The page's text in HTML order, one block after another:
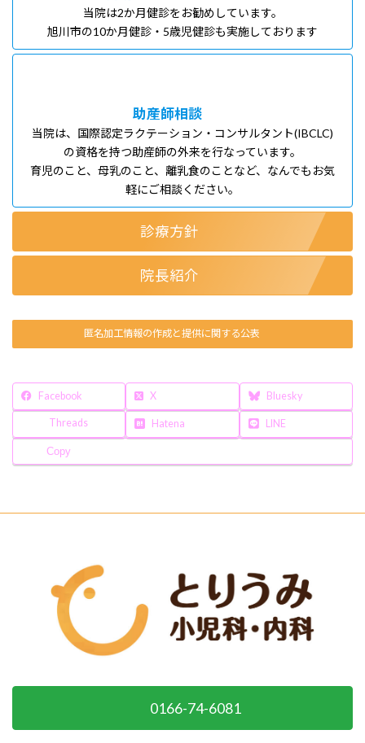
当院は2か月健診をお勧めしています。
旭川市の10か月健診・5歳児健診も実施しております
助産師相談
当院は、国際認定ラクテーション・コンサルタント(IBCLC)
の資格を持つ助産師の外来を行なっています。
育児のこと、母乳のこと、離乳食のことなど、なんでもお気
軽にご相談ください。
診療方針
院長紹介
匿名加工情報の作成と提供に関する公表
Facebook X Bluesky
Threads Hatena LINE
Copy
0166-74-6081